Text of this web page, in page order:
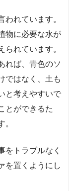
れています。
物に必要な水が
れています。
れば、青色のソ
ではなく、土も
と考えやすいで
とができるた
。
をトラブルなく
を置くようにし